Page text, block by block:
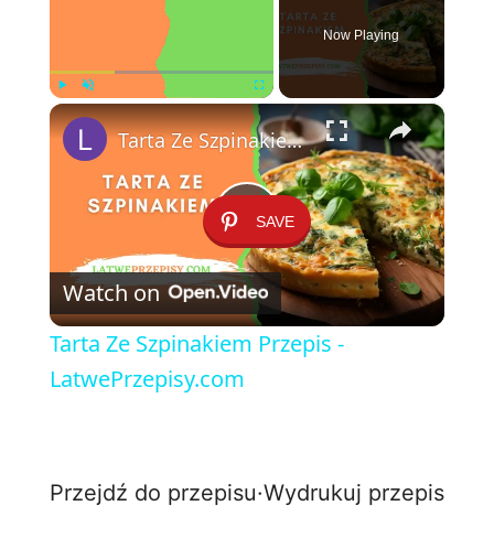
Now Playing
×
SAVE
P
l
V
Tarta Ze Szpinakiem Przepis - LatwePrzepisy.com
Watch on
Tarta Ze Szpinakiem Przepis -
LatwePrzepisy.com
Przejdź do przepisu·Wydrukuj przepis